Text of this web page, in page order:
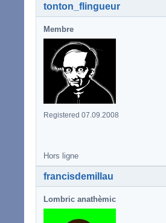
tonton_flingueur
Membre
Registered 07.09.2008
Hors ligne
francisdemillau
Lombric anathèmic